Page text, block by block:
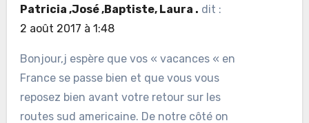
Patricia ,José ,Baptiste, Laura . dit :
2 août 2017 à 1:48
Bonjour,j espère que vos « vacances « en
France se passe bien et que vous vous
reposez bien avant votre retour sur les
routes sud americaine. De notre côté on